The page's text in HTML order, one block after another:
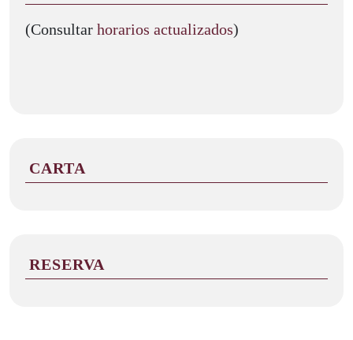
(Consultar horarios actualizados)
CARTA
RESERVA